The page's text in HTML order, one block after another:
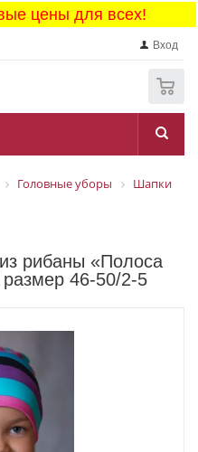
цены для всех!
Вход
Головные уборы
Шапки
рибаны «Полоса
размер 46-50/2-5